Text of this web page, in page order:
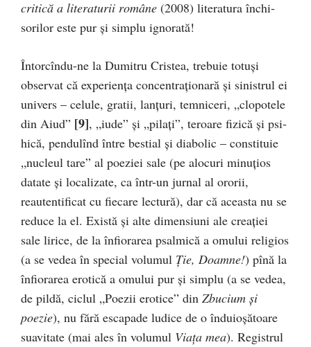
critică a literaturii române (2008) literatura închi­
sorilor este pur și simplu ignorată!
Întorcîndu-ne la Dumitru Cristea, trebuie to­tuși
observat că experiența concentraționară și sinistrul ei
univers – celule, gratii, lanțuri, temniceri, „clopo­tele
din Aiud” [9], „iude” și „pilați”, teroare fizică și psi­
hică, pendulînd între bes­tial și diabolic – con­sti­tuie
„nu­cleul tare” al poeziei sa­le (pe alocuri minuțios
datate și localizate, ca într-un jurnal al ororii,
reautentificat cu fie­care lectură), dar că aceasta nu se
reduce la el. Există și alte di­men­siuni ale creației
sale lirice, de la înfiorarea psal­mică a omului religios
(a se vedea în spe­cial volu­mul Ție, Doamne!) pînă la
înfiorarea erotică a omului pur și simplu (a se vedea,
de pil­dă, ciclul „Po­ezii erotice” din Zbucium și
poezie), nu fără es­­capade ludice de o înduioșătoare
suavitate (mai ales în volumul Viața mea). Registrul